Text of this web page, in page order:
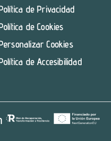
de Privacidad
de Cookies
Cookies
de Accesibilidad